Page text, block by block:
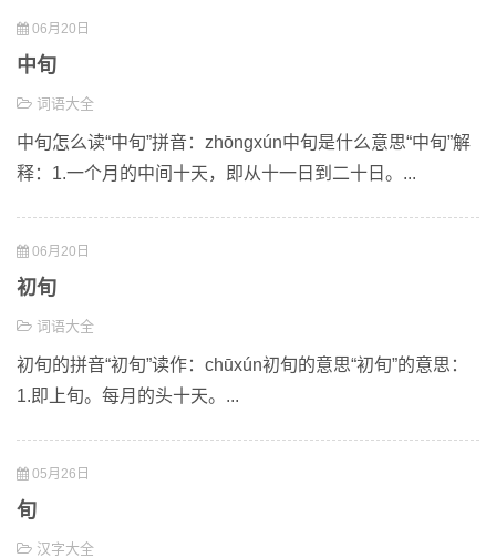
06月20日
中旬
词语大全
中旬怎么读“中旬”拼音：zhōnɡxún中旬是什么意思“中旬”解
释：1.一个月的中间十天，即从十一日到二十日。...
06月20日
初旬
词语大全
初旬的拼音“初旬”读作：chūxún初旬的意思“初旬”的意思：
1.即上旬。每月的头十天。...
05月26日
旬
汉字大全